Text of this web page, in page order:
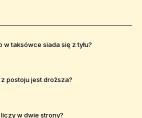
w taksówce siada się z tyłu?
postoju jest droższa?
w dwie strony?